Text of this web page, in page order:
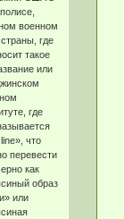
военном
где
такое
или
где
что
перевести
как
образ
или